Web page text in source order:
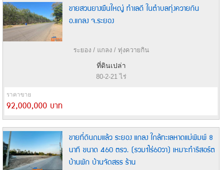
ขายสวนยางผืนใหญ่ ทำเลดี ในตำบลทุ่งควายกิน
อ.แกลง จ.ระยอง
ระยอง / แกลง / ทุ่งควายกิน
ที่ดินเปล่า
80-2-21 ไร่
ราคาขาย
92,000,000 บาท
ขายที่ดินถมแล้ว ระยอง แกลง ใกล้ทะเลหาดแม่พิมพ์ 8
นาที ขนาด 460 ตรว. (รวม1ไร่60วา) เหมาะทำรีสอร์ต
บ้านพัก บ้านจัดสรร ร้าน